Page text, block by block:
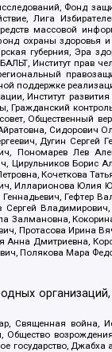
Фонд
Лига
массовой
охраны
губерния, Эра
Институт прав
Институт
Общественный
Сидорович
Дугин Сергей
Пономарев Лев
Цирульников
Кочеткова
Илларионова
Гефтер
Протасова Ирина
Дмитриевна,
Полякова Мара
война,
Общество
государство,